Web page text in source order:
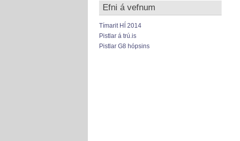
Efni á vefnum
Tímarit HÍ 2014
Pistlar á trú.is
Pistlar G8 hópsins